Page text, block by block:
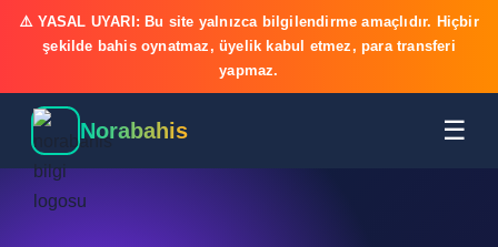
⚠️ YASAL UYARI: Bu site yalnızca bilgilendirme amaçlıdır. Hiçbir
şekilde bahis oynatmaz, üyelik kabul etmez, para transferi
yapmaz.
Norabahis ☰